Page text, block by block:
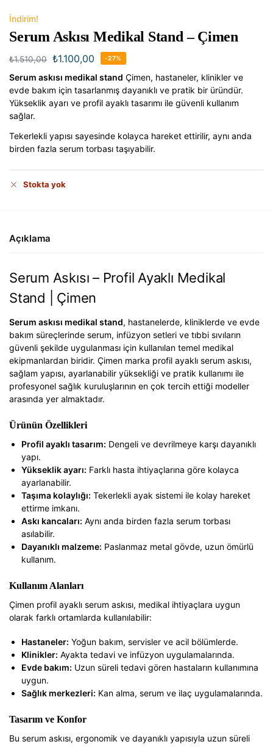
İndirim!
Serum Askısı Medikal Stand – Çimen
₺1.510,00 ₺1.100,00 -27%
Serum askısı medikal stand Çimen, hastaneler, klinikler ve
evde bakım için tasarlanmış dayanıklı ve pratik bir üründür.
Yükseklik ayarı ve profil ayaklı tasarımı ile güvenli kullanım
sağlar.
Tekerlekli yapısı sayesinde kolayca hareket ettirilir, aynı anda
birden fazla serum torbası taşıyabilir.
Stokta yok
Açıklama
Serum Askısı – Profil Ayaklı Medikal
Stand | Çimen
Serum askısı medikal stand, hastanelerde, kliniklerde ve evde
bakım süreçlerinde serum, infüzyon setleri ve tıbbi sıvıların
güvenli şekilde uygulanması için kullanılan temel medikal
ekipmanlardan biridir. Çimen marka profil ayaklı serum askısı,
sağlam yapısı, ayarlanabilir yüksekliği ve pratik kullanımı ile
profesyonel sağlık kuruluşlarının en çok tercih ettiği modeller
arasında yer almaktadır.
Ürünün Özellikleri
Profil ayaklı tasarım: Dengeli ve devrilmeye karşı dayanıklı
yapı.
Yükseklik ayarı: Farklı hasta ihtiyaçlarına göre kolayca
ayarlanabilir.
Taşıma kolaylığı: Tekerlekli ayak sistemi ile kolay hareket
ettirme imkanı.
Askı kancaları: Aynı anda birden fazla serum torbası
asılabilir.
Dayanıklı malzeme: Paslanmaz metal gövde, uzun ömürlü
kullanım.
Kullanım Alanları
Çimen profil ayaklı serum askısı, medikal ihtiyaçlara uygun
olarak farklı ortamlarda kullanılabilir:
Hastaneler: Yoğun bakım, servisler ve acil bölümlerde.
Klinikler: Ayakta tedavi ve infüzyon uygulamalarında.
Evde bakım: Uzun süreli tedavi gören hastaların kullanımına
uygun.
Sağlık merkezleri: Kan alma, serum ve ilaç uygulamalarında.
Tasarım ve Konfor
Bu serum askısı, ergonomik ve dayanıklı yapısıyla uzun süreli